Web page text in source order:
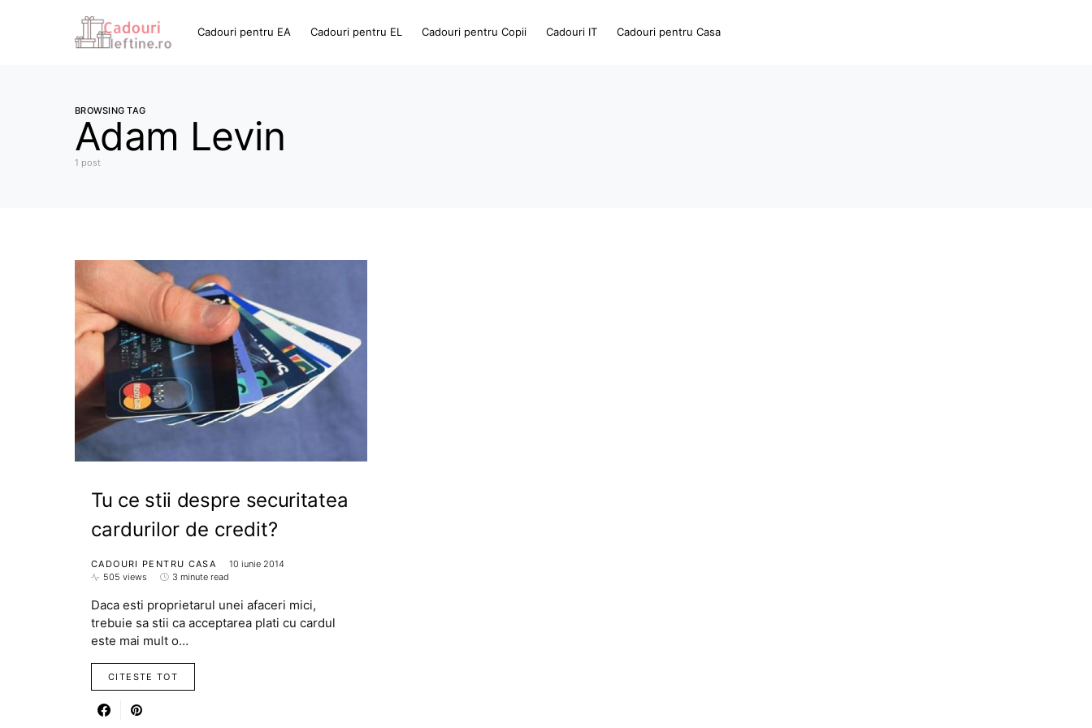
Cadouri pentru EA Cadouri pentru EL Cadouri pentru Copii Cadouri IT Cadouri pentru Casa
BROWSING TAG
Adam Levin
1 post
Tu ce stii despre securitatea
cardurilor de credit?
CADOURI PENTRU CASA
10 iunie 2014
505 views
3 minute read
Daca esti proprietarul unei afaceri mici,
trebuie sa stii ca acceptarea plati cu cardul
este mai mult o…
CITESTE TOT